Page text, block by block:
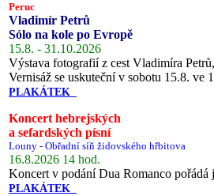
Peruc
Vladimír Petrů
Sólo na kole po Evropě
15.8. - 31.10.2026
Výstava fotografií z cest Vladimíra
Vernisáž se uskuteční v sobotu 15.8. ve
PLAKÁTEK
Koncert hebrejských
a sefardských písní
Louny - Obřadní síň židovského hřbitova
16.8.2026 14 hod.
Koncert v podání Dua Romanco
PLAKÁTEK